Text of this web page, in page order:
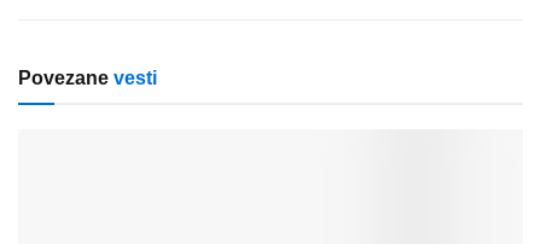
Povezane vesti